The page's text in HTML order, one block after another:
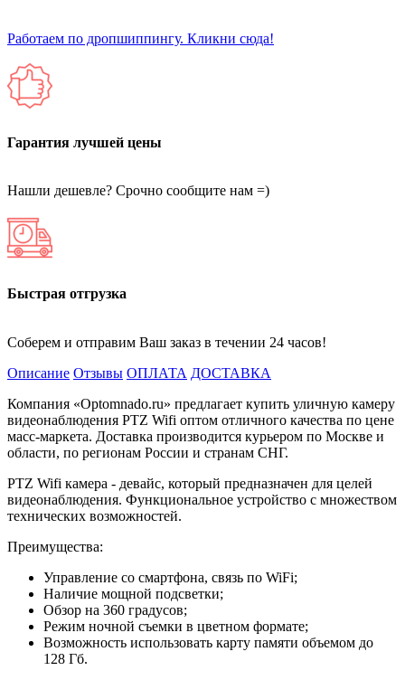
Работаем по дропшиппингу. Кликни сюда!
Гарантия лучшей цены
Нашли дешевле? Срочно сообщите нам =)
Быстрая отгрузка
Соберем и отправим Ваш заказ в течении 24 часов!
Описание Отзывы ОПЛАТА ДОСТАВКА
Компания «Optomnado.ru» предлагает купить уличную камеру
видеонаблюдения PTZ Wifi оптом отличного качества по цене
масс-маркета. Доставка производится курьером по Москве и
области, по регионам России и странам СНГ.
PTZ Wifi камера - девайс, который предназначен для целей
видеонаблюдения. Функциональное устройство с множеством
технических возможностей.
Преимущества:
Управление со смартфона, связь по WiFi;
Наличие мощной подсветки;
Обзор на 360 градусов;
Режим ночной съемки в цветном формате;
Возможность использовать карту памяти объемом до
128 Гб.